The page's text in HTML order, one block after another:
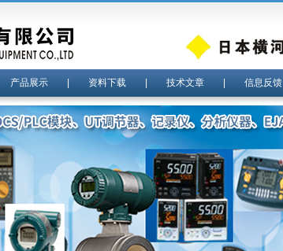
产品展示 资料下载 技术文章 信息反馈